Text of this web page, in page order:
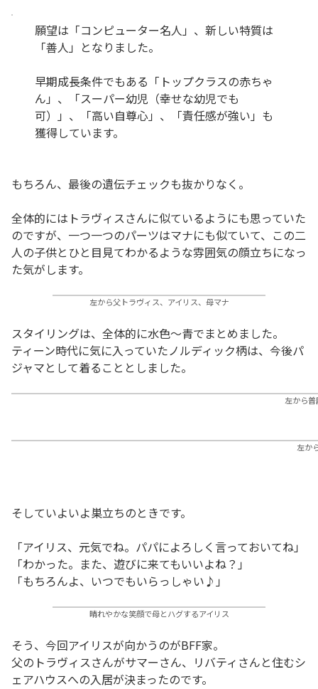
願望は「コンピューター名人」、新しい特質は
「善人」となりました。
早期成長条件でもある「トップクラスの赤ちゃ
ん」、「スーパー幼児（幸せな幼児でも
可）」、「高い自尊心」、「責任感が強い」も
獲得しています。
もちろん、最後の遺伝チェックも抜かりなく。
全体的にはトラヴィスさんに似ているようにも思っていた
のですが、一つ一つのパーツはマナにも似ていて、この二
人の子供とひと目見てわかるような雰囲気の顔立ちになっ
た気がします。
左から父トラヴィス、アイリス、母マナ
スタイリングは、全体的に水色～青でまとめました。
ティーン時代に気に入っていたノルディック柄は、今後パ
ジャマとして着ることとしました。
左から
左か
そしていよいよ巣立ちのときです。
「アイリス、元気でね。パパによろしく言っておいてね」
「わかった。また、遊びに来てもいいよね？」
「もちろんよ、いつでもいらっしゃい♪」
晴れやかな笑顔で母とハグするアイリス
そう、今回アイリスが向かうのがBFF家。
父のトラヴィスさんがサマーさん、リバティさんと住むシ
ェアハウスへの入居が決まったのです。